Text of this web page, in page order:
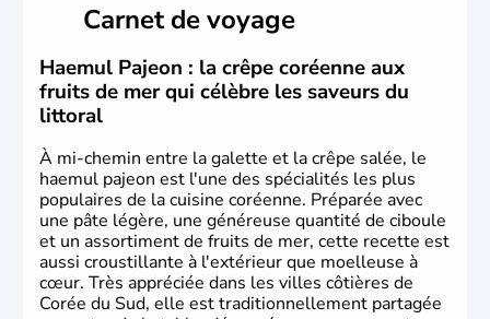
christianisme et le bouddhisme en sont les deux
principales religions. Ce pays partage sa culture avec la
Corée du Nord. Les Jeux Olympiques s’y sont déroulés en
1988, de même que la Coupe du Monde de football en
2002, en collaboration avec le Japon.
Carnet de voyage
Haemul Pajeon : la crêpe coréenne aux
fruits de mer qui célèbre les saveurs du
littoral
À mi-chemin entre la galette et la crêpe salée, le
haemul pajeon est l'une des spécialités les plus
populaires de la cuisine coréenne. Préparée avec
une pâte légère, une généreuse quantité de ciboule
et un assortiment de fruits de mer, cette recette est
aussi croustillante à l'extérieur que moelleuse à
cœur. Très appréciée dans les villes côtières de
Corée du Sud, elle est traditionnellement partagée